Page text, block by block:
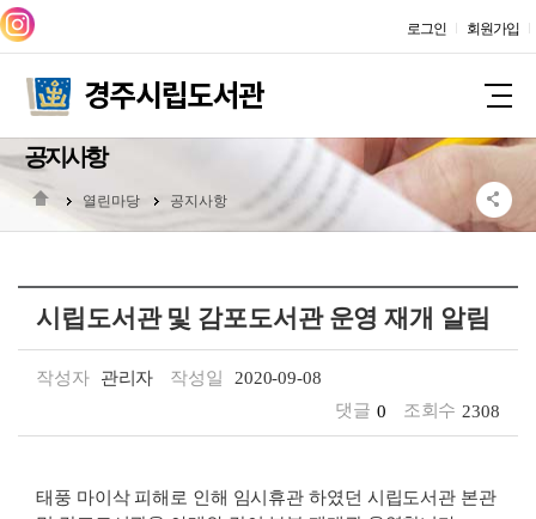
로그인 회원가입
공지사항
열린마당 공지사항
시립도서관 및 감포도서관 운영 재개 알림
작성자 관리자 작성일
2020-09-08
댓글 0 조회수 2308
태풍 마이삭 피해로 인해 임시휴관 하였던 시립도서관 본관